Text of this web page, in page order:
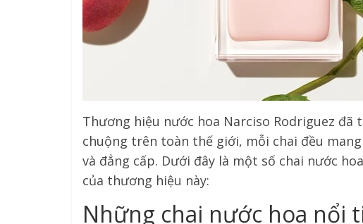
Thương hiệu nước hoa Narciso Rodriguez đã
chuộng trên toàn thế giới, mỗi chai đều
và đẳng cấp. Dưới đây là một số chai nước
của thương hiệu này:
Những chai nước hoa nổi